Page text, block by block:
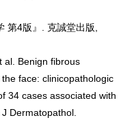
第4版』. 克誠堂出版,
al. Benign fibrous
face: clinicopathologic
34 cases associated with
Dermatopathol.